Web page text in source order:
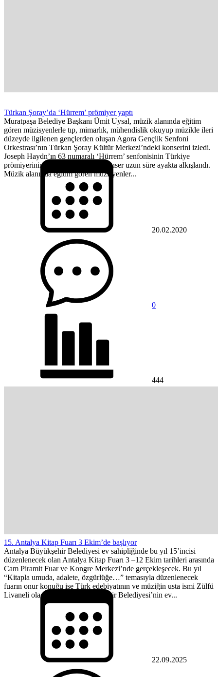
Türkan Şoray’da ‘Hürrem’ prömiyer yaptı
Muratpaşa Belediye Başkanı Ümit Uysal, müzik alanında eğitim
gören müzisyenlerle tıp, mimarlık, mühendislik okuyup müzikle ileri
düzeyde ilgilenen gençlerden oluşan Agora Gençlik Senfoni
Orkestrası’nın Türkan Şoray Kültür Merkezi’ndeki konserini izledi.
Joseph Haydn’ın 63 numaralı ‘Hürrem’ senfonisinin Türkiye
prömiyerinin de gerçekleştirdiği konser uzun süre ayakta alkışlandı.
Müzik alanında eğitim gören müzisyenler...
20.02.2020
0
444
15. Antalya Kitap Fuarı 3 Ekim’de başlıyor
Antalya Büyükşehir Belediyesi ev sahipliğinde bu yıl 15’incisi
düzenlenecek olan Antalya Kitap Fuarı 3 –12 Ekim tarihleri arasında
Cam Piramit Fuar ve Kongre Merkezi’nde gerçekleşecek. Bu yıl
“Kitapla umuda, adalete, özgürlüğe…” temasıyla düzenlenecek
fuarın onur konuğu ise Türk edebiyatının ve müziğin usta ismi Zülfü
Livaneli olacak. Antalya Büyükşehir Belediyesi’nin ev...
22.09.2025